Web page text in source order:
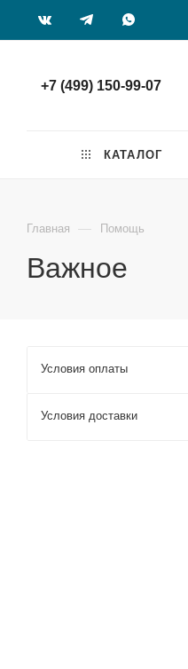
+7 (499) 150-99-07
КАТАЛОГ
Главная — Помощь
Важное
Условия оплаты
Условия доставки